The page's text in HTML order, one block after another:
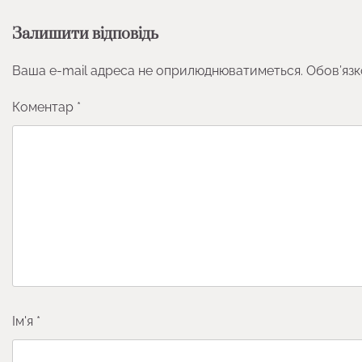
Залишити відповідь
Ваша e-mail адреса не оприлюднюватиметься.
Коментар *
Ім'я *